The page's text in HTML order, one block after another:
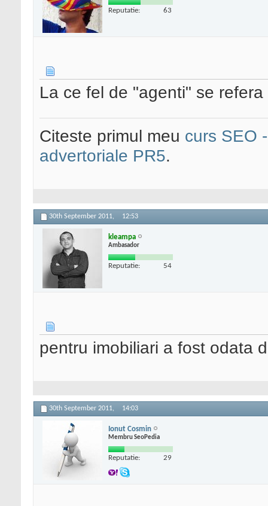
Reputatie: 63
La ce fel de "agenti" se
Citeste primul meu curs SEO
advertoriale PR5.
30th September 2011, 12:53
kleampa
Ambasador
Reputatie: 54
pentru imobiliari a fost odata
30th September 2011, 14:03
Ionut Cosmin
Membru SeoPedia
Reputatie: 29